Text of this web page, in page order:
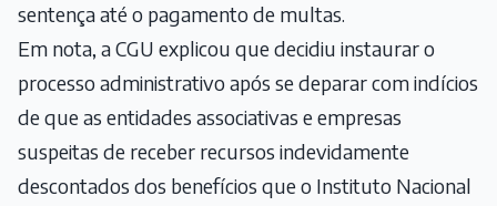
sentença até o pagamento de multas.
Em nota, a CGU explicou que decidiu instaurar o
processo administrativo após se deparar com indícios
de que as entidades associativas e empresas
suspeitas de receber recursos indevidamente
descontados dos benefícios que o Instituto Nacional